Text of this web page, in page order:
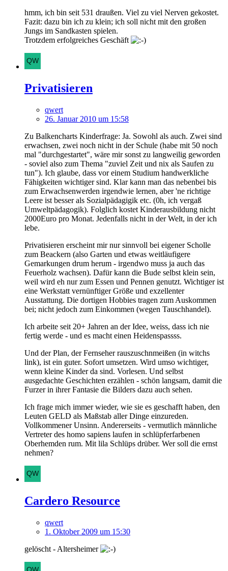
hmm, ich bin seit 531 draußen. Viel zu viel Nerven gekostet.
Fazit: dazu bin ich zu klein; ich soll nicht mit den großen
Jungs im Sandkasten spielen.
Trotzdem erfolgreiches Geschäft
Privatisieren
qwert
26. Januar 2010 um 15:58
Zu Balkencharts Kinderfrage: Ja. Sowohl als auch. Zwei sind
erwachsen, zwei noch nicht in der Schule (habe mit 50 noch
mal "durchgestartet", wäre mir sonst zu langweilig geworden
- soviel also zum Thema "zuviel Zeit und nix als Saufen zu
tun"). Ich glaube, dass vor einem Studium handwerkliche
Fähigkeiten wichtiger sind. Klar kann man das nebenbei bis
zum Erwachsenwerden irgendwie lernen, aber 'ne richtige
Leere ist besser als Sozialpädagigik etc. (0h, ich vergaß
Umweltpädagogik). Folglich kostet Kinderausbildung nicht
2000Euro pro Monat. Jedenfalls nicht in der Welt, in der ich
lebe.
Privatisieren erscheint mir nur sinnvoll bei eigener Scholle
zum Beackern (also Garten und etwas weitläufigere
Gemarkungen drum herum - irgendwo muss ja auch das
Feuerholz wachsen). Dafür kann die Bude selbst klein sein,
weil wird eh nur zum Essen und Pennen genutzt. Wichtiger ist
eine Werkstatt vernünftiger Größe und exzellenter
Ausstattung. Die dortigen Hobbies tragen zum Auskommen
bei; nicht jedoch zum Einkommen (wegen Tauschhandel).
Ich arbeite seit 20+ Jahren an der Idee, weiss, dass ich nie
fertig werde - und es macht einen Heidenspassss.
Und der Plan, der Fernseher rauszuschnmeißen (in witchs
link), ist ein guter. Sofort umsetzen. Wird umso wichtiger,
wenn kleine Kinder da sind. Vorlesen. Und selbst
ausgedachte Geschichten erzählen - schön langsam, damit die
Furzer in ihrer Fantasie die Bilders dazu auch sehen.
Ich frage mich immer wieder, wie sie es geschafft haben, den
Leuten GELD als Maßstab aller Dinge einzureden.
Vollkommener Unsinn. Andererseits - vermutlich männliche
Vertreter des homo sapiens laufen in schlüpferfarbenen
Oberhemden rum. Mit lila Schlüps drüber. Wer soll die ernst
nehmen?
Cardero Resource
qwert
1. Oktober 2009 um 15:30
gelöscht - Altersheimer